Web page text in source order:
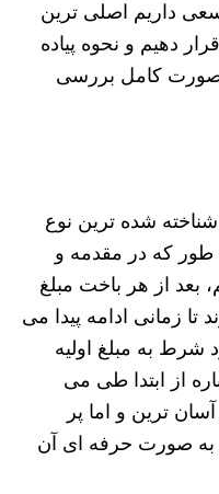
سعی داریم اصلی ترین
دهیم و نحوه پیاده
صورت کامل بررسی
شده ترین نوع
طور که در مقدمه و
از هر باخت مبلغ
زمانی ادامه پیدا می
شرط به مبلغ اولیه
از ابتدا طی می
ترین و اما پر
به صورت حرفه ای آن